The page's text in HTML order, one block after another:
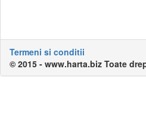
Termeni si conditii
© 2015 - www.harta.biz Toate